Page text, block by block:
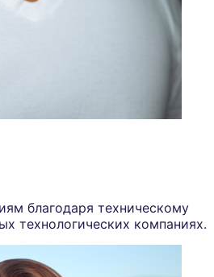
благодаря техническому
технологических компаниях.